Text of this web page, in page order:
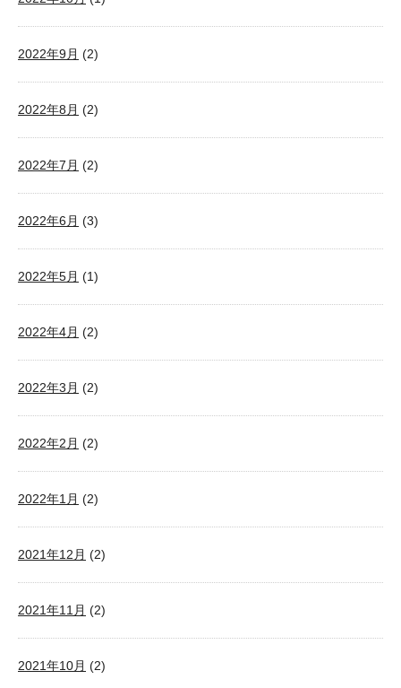
2022年9月 (2)
2022年8月 (2)
2022年7月 (2)
2022年6月 (3)
2022年5月 (1)
2022年4月 (2)
2022年3月 (2)
2022年2月 (2)
2022年1月 (2)
2021年12月 (2)
2021年11月 (2)
2021年10月 (2)